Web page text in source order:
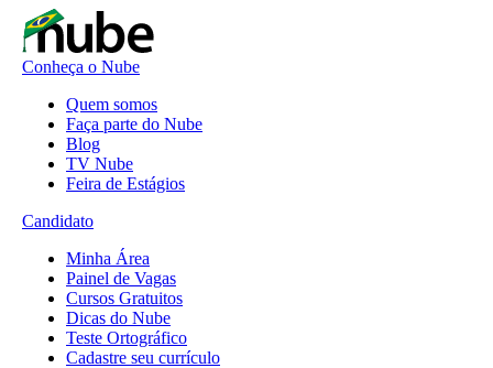
Conheça o Nube
Quem somos
Faça parte do Nube
Blog
TV Nube
Feira de Estágios
Candidato
Minha Área
Painel de Vagas
Cursos Gratuitos
Dicas do Nube
Teste Ortográfico
Cadastre seu currículo